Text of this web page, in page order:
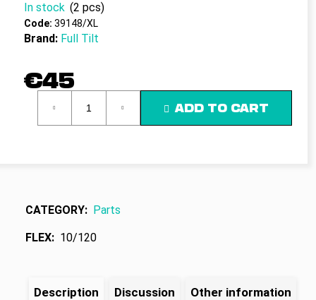
In stock (2 pcs)
Code: 39148/XL
Brand: Full Tilt
€45
price:
ADD TO CART
CATEGORY: Parts
FLEX: 10/120
Description Discussion Other information
W